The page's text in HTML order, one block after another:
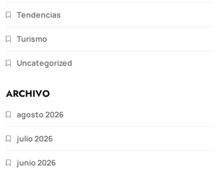
Tendencias
Turismo
Uncategorized
ARCHIVO
agosto 2026
julio 2026
junio 2026